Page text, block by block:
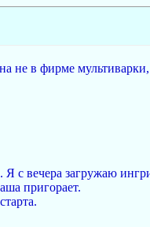
не в фирме
вечера загружаю
пригорает.